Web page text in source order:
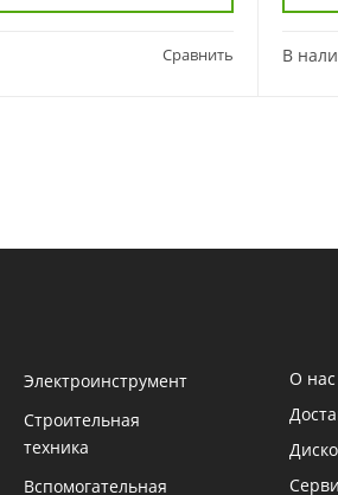
Сравнить В
Электроинструмент
Строительная
техника
Вспомогательная
О нас